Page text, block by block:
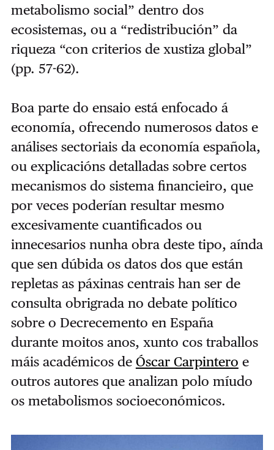
metabolismo social” dentro dos
ecosistemas, ou a “redistribución” da
riqueza “con criterios de xustiza global”
(pp. 57-62).
Boa parte do ensaio está enfocado á
economía, ofrecendo numerosos datos e
análises sectoriais da economía española,
ou explicacións detalladas sobre certos
mecanismos do sistema financieiro, que
por veces poderían resultar mesmo
excesivamente cuantificados ou
innecesarios nunha obra deste tipo, aínda
que sen dúbida os datos dos que están
repletas as páxinas centrais han ser de
consulta obrigrada no debate político
sobre o Decrecemento en España
durante moitos anos, xunto cos traballos
máis académicos de Óscar Carpintero e
outros autores que analizan polo míudo
os metabolismos socioeconómicos.